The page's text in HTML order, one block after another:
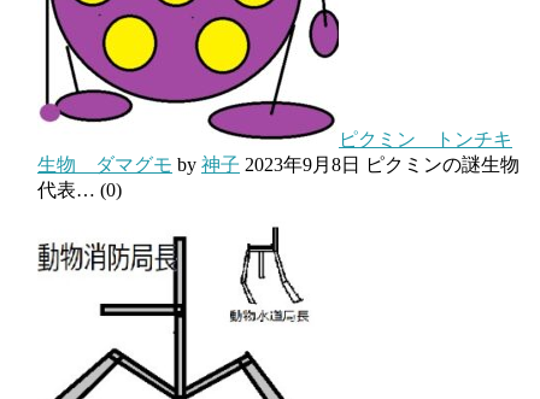
ピクミン トンチキ
生物 ダマグモ by 神子 2023年9月8日
ピクミンの謎生物
代表… (0)